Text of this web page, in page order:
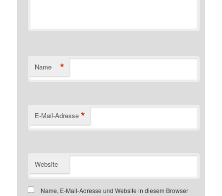
Name *
E-Mail-Adresse *
Website
Name, E-Mail-Adresse und Website in diesem Browser